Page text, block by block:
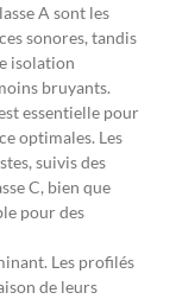
A sont les
sonores, tandis
isolation
bruyants.
essentielle pour
optimales. Les
suivis des
C, bien que
pour des
Les profilés
de leurs